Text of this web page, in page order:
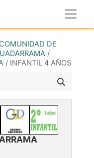
COMUNIDAD DE
/
/ INFANTIL 4 AÑOS